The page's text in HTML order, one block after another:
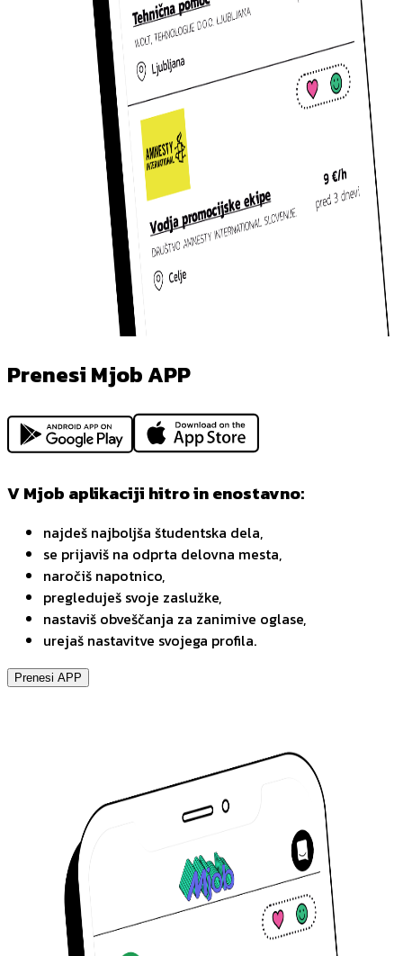
Prenesi Mjob APP
V Mjob aplikaciji hitro in enostavno:
najdeš najboljša študentska dela,
se prijaviš na odprta delovna mesta,
naročiš napotnico,
pregleduješ svoje zaslužke,
nastaviš obveščanja za zanimive oglase,
urejaš nastavitve svojega profila.
Prenesi APP